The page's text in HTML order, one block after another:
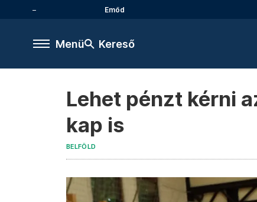
Emőd
Menü Kereső
Lehet pénzt kérni
kap is
BELFÖLD